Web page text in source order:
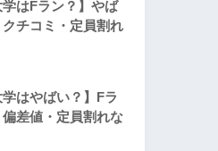
学はFラン？】やば
チコミ・定員割れ
学はやばい？】Fラ
差値・定員割れな